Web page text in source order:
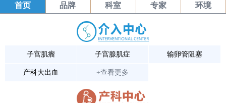
首页 品牌 科室 专家 环境
子宫肌瘤 子宫腺肌症 输卵管阻塞
产科大出血 +查看更多